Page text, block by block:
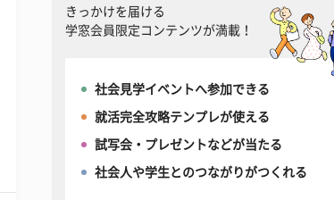
きっかけを届ける
学窓会員限定コンテンツが満載！
社会見学イベントへ参加できる
就活完全攻略テンプレが使える
試写会・プレゼントなどが当たる
社会人や学生とのつながりがつくれる